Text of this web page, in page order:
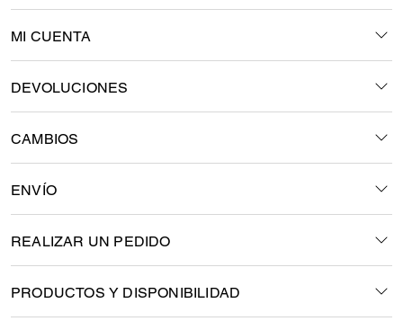
MI CUENTA
DEVOLUCIONES
CAMBIOS
ENVÍO
REALIZAR UN PEDIDO
PRODUCTOS Y DISPONIBILIDAD